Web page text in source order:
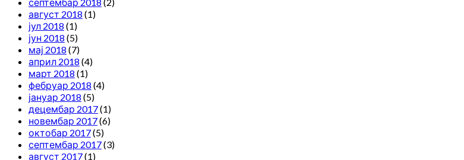
август 2018 (1)
јул 2018 (1)
јун 2018 (5)
мај 2018 (7)
април 2018 (4)
март 2018 (1)
фебруар 2018 (4)
јануар 2018 (5)
децембар 2017(1)
новембар 2017(6)
октобар 2017(5)
септембар 2017(3)
август 2017(1)